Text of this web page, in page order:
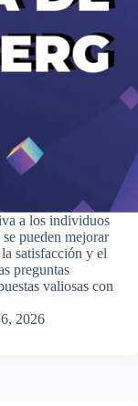
a los individuos
pueden mejorar
satisfacción y el
preguntas
valiosas con
2026